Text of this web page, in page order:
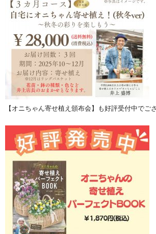
【オニちゃん寄せ植え頒布会】も好評受付中でご